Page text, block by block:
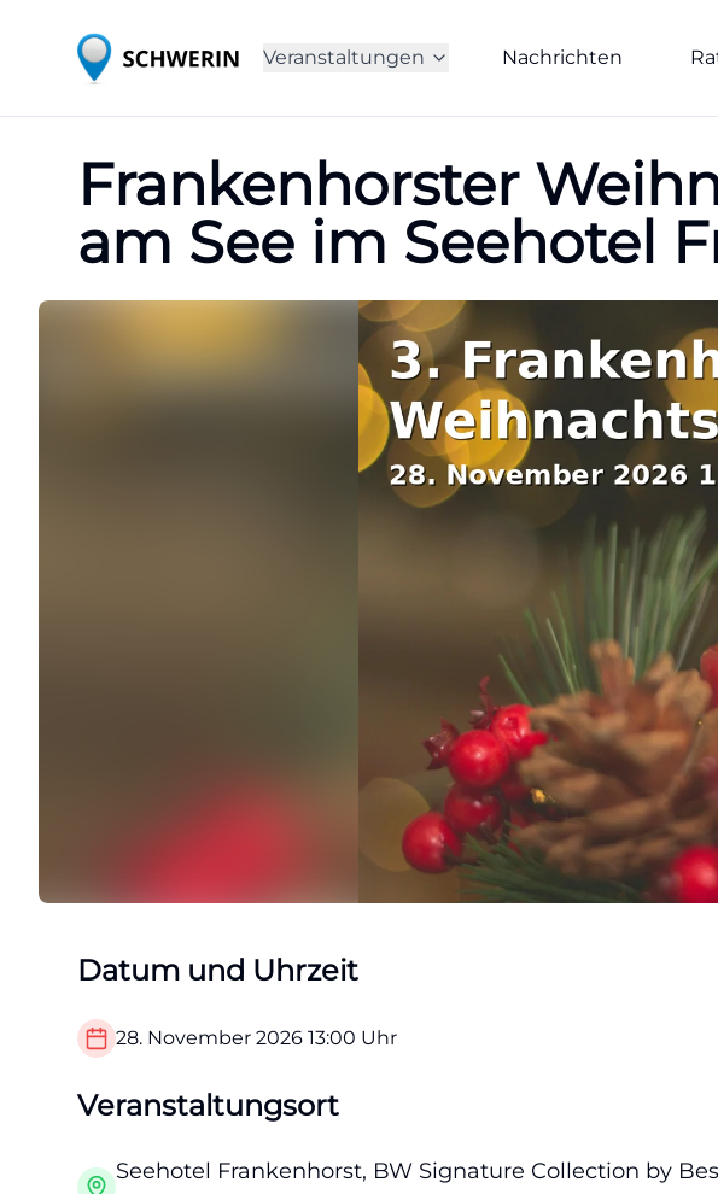
Veranstaltungen Nachrichten
Frankenhorster
am See im Seehotel
Datum und Uhrzeit
28. November 2026 13:00 Uhr
Veranstaltungsort
Seehotel Frankenhorst, BW Signature Collection by